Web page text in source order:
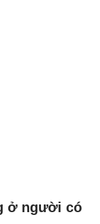
ở người có